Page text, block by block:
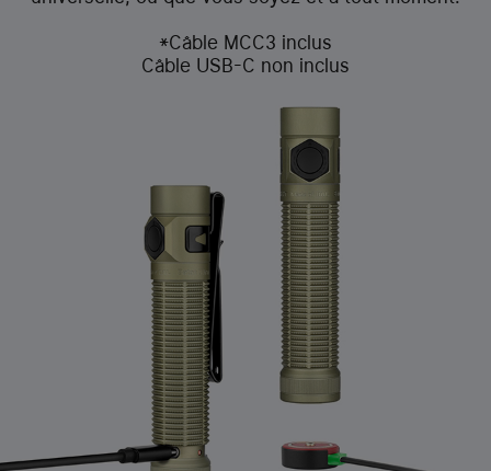
*Câble MCC3 inclus
Câble USB-C non inclus